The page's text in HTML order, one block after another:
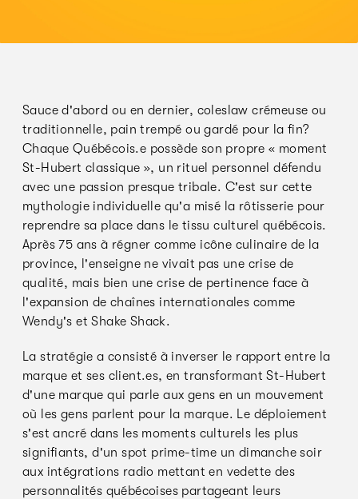
Sauce d'abord ou en dernier, coleslaw crémeuse ou
traditionnelle, pain trempé ou gardé pour la fin?
Chaque Québécois.e possède son propre « moment
St-Hubert classique », un rituel personnel défendu
avec une passion presque tribale. C'est sur cette
mythologie individuelle qu'a misé la rôtisserie pour
reprendre sa place dans le tissu culturel québécois.
Après 75 ans à régner comme icône culinaire de la
province, l'enseigne ne vivait pas une crise de
qualité, mais bien une crise de pertinence face à
l'expansion de chaînes internationales comme
Wendy's et Shake Shack.
La stratégie a consisté à inverser le rapport entre la
marque et ses client.es, en transformant St-Hubert
d'une marque qui parle aux gens en un mouvement
où les gens parlent pour la marque. Le déploiement
s'est ancré dans les moments culturels les plus
signifiants, d'un spot prime-time un dimanche soir
aux intégrations radio mettant en vedette des
personnalités québécoises partageant leurs